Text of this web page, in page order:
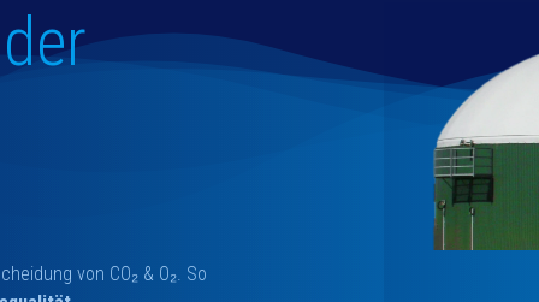
von CO₂ & O₂. So